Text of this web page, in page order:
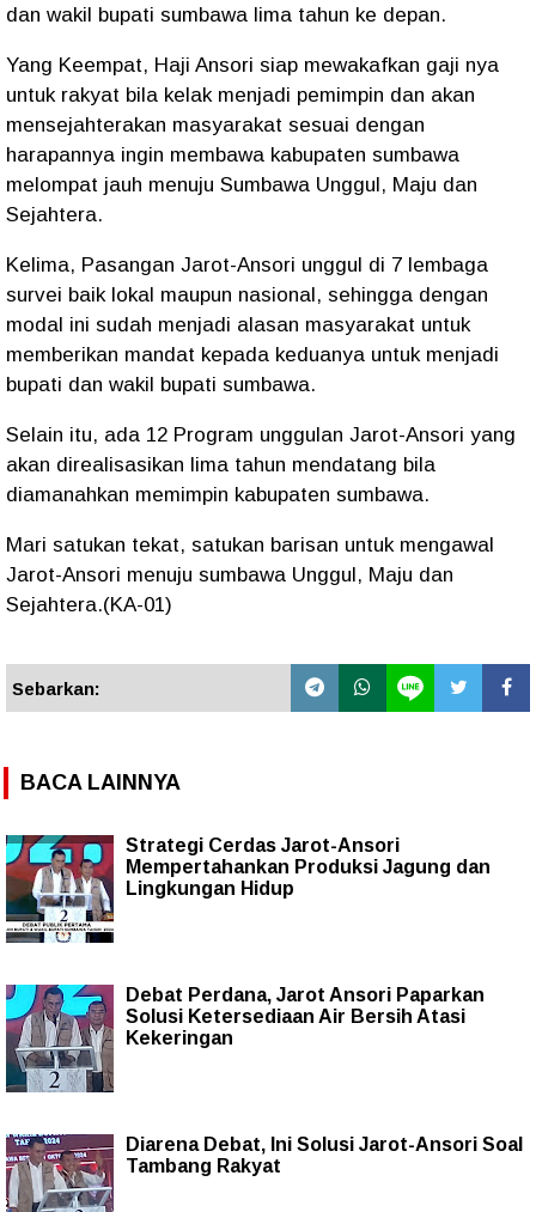
dan wakil bupati sumbawa lima tahun ke depan.
Yang Keempat, Haji Ansori siap mewakafkan gaji nya
untuk rakyat bila kelak menjadi pemimpin dan akan
mensejahterakan masyarakat sesuai dengan
harapannya ingin membawa kabupaten sumbawa
melompat jauh menuju Sumbawa Unggul, Maju dan
Sejahtera.
Kelima, Pasangan Jarot-Ansori unggul di 7 lembaga
survei baik lokal maupun nasional, sehingga dengan
modal ini sudah menjadi alasan masyarakat untuk
memberikan mandat kepada keduanya untuk menjadi
bupati dan wakil bupati sumbawa.
Selain itu, ada 12 Program unggulan Jarot-Ansori yang
akan direalisasikan lima tahun mendatang bila
diamanahkan memimpin kabupaten sumbawa.
Mari satukan tekat, satukan barisan untuk mengawal
Jarot-Ansori menuju sumbawa Unggul, Maju dan
Sejahtera.(KA-01)
Sebarkan:
BACA LAINNYA
Strategi Cerdas Jarot-Ansori
Mempertahankan Produksi Jagung dan
Lingkungan Hidup
Debat Perdana, Jarot Ansori Paparkan
Solusi Ketersediaan Air Bersih Atasi
Kekeringan
Diarena Debat, Ini Solusi Jarot-Ansori Soal
Tambang Rakyat